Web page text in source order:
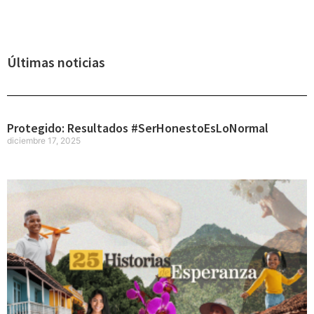
Últimas noticias
Protegido: Resultados #SerHonestoEsLoNormal
diciembre 17, 2025